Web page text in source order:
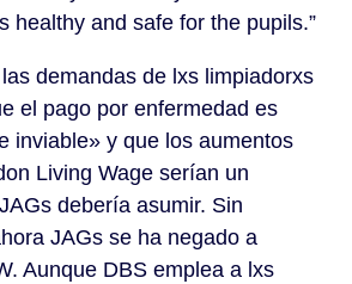
healthy and safe for the pupils.”
demandas de lxs limpiadorxs
el pago por enfermedad es
inviable» y que los aumentos
Living Wage serían un
debería asumir. Sin
JAGs se ha negado a
Aunque DBS emplea a lxs